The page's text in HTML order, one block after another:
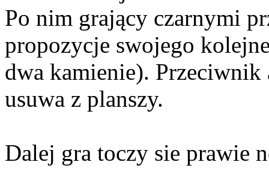
Po nim grający czarnymi
propozycje swojego
dwa kamienie).
usuwa z planszy.
Dalej gra toczy sie prawie